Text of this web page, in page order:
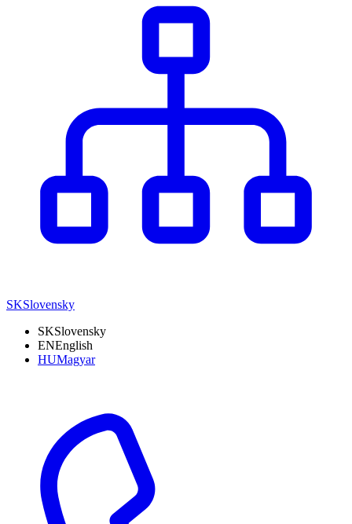
SKSlovensky
SKSlovensky
ENEnglish
HUMagyar